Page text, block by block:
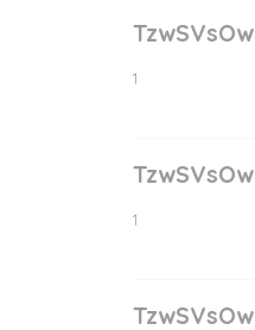
TzwSVsOw
1
TzwSVsOw
1
TzwSVsOw